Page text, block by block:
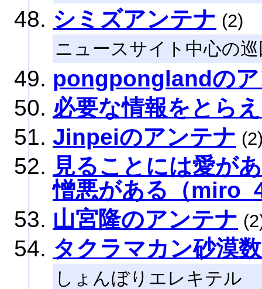
シミズアンテナ (2)
ニュースサイト中心の
pongponglandの
必要な情報をとら
Jinpeiのアンテナ
見ることには愛が
憎悪がある（
山宮隆のアンテナ
タクラマカン砂漠
しょんぼりエレキテル